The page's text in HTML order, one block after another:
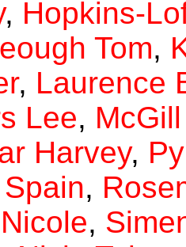
, Hopkins-
Tom,
, Laurence
Lee,
Harvey,
,
,